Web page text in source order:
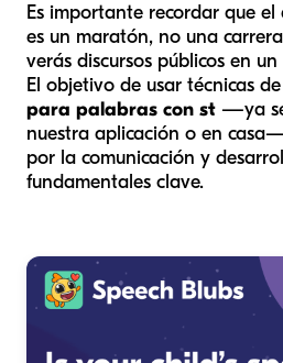
Es importante recordar que
es un maratón, no una
verás discursos públicos en
El objetivo de usar técnicas de
para palabras con st —ya
nuestra aplicación o en
por la comunicación y
fundamentales clave.